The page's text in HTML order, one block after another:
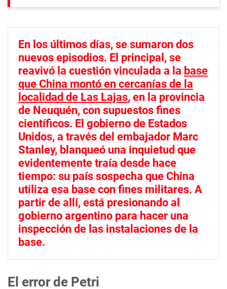
En los últimos días, se sumaron dos
nuevos episodios. El principal, se
reavivó la cuestión vinculada a la base
que China montó en cercanías de la
localidad de Las Lajas, en la provincia
de Neuquén, con supuestos fines
científicos. El gobierno de Estados
Unidos, a través del embajador Marc
Stanley, blanqueó una inquietud que
evidentemente traía desde hace
tiempo: su país sospecha que China
utiliza esa base con fines militares. A
partir de allí, está presionando al
gobierno argentino para hacer una
inspección de las instalaciones de la
base.
El error de Petri